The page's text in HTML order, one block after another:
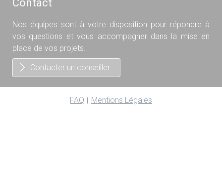
Contact
Nos équipes sont à votre disposition pour répondre à
vos questions et vous accompagner dans la mise en
place de vos projets.
Contacter un conseiller
FAQ Mentions Légales